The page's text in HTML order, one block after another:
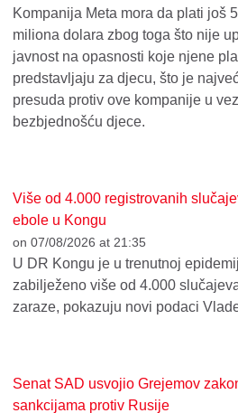
Kompanija Meta mora da plati još
miliona dolara zbog toga što nije
javnost na opasnosti koje njene
predstavljaju za djecu, što je
presuda protiv ove kompanije u
bezbjednošću djece.
Više od 4.000 registrovanih
ebole u Kongu
on 07/08/2026 at 21:35
U DR Kongu je u trenutnoj
zabilježeno više od 4.000
zaraze, pokazuju novi podaci
Senat SAD usvojio Grejemov
sankcijama protiv Rusije